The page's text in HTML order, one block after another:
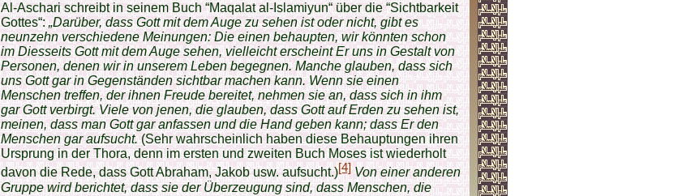
Al-Aschari schreibt in seinem Buch “Maqalat al-Islamiyun“ über die “Sichtbarkeit
Gottes“:„Darüber, dass Gott mit dem Auge zu sehen ist oder nicht, gibt es
neunzehn verschiedene Meinungen: Die einen behaupten, wir könnten schon
im Diesseits Gott mit dem Auge sehen, vielleicht erscheint Er uns in Gestalt von
Personen, denen wir in unserem Leben begegnen. Manche glauben, dass sich
uns Gott gar in Gegenständen sichtbar machen kann. Wenn sie einen
Menschen treffen, der ihnen Freude bereitet, nehmen sie an, dass sich in ihm
gar Gott verbirgt. Viele von jenen, die glauben, dass Gott auf Erden zu sehen ist,
meinen, dass man Gott gar anfassen und die Hand geben kann; dass Er den
Menschen gar aufsucht.(Sehr wahrscheinlich haben diese Behauptungen ihren
Ursprung in der Thora, denn im ersten und zweiten Buch Moses ist wiederholt
davon die Rede, dass Gott Abraham, Jakob usw. aufsucht.)[4] Von einer anderen
Gruppe wird berichtet, dass sie der Überzeugung sind, dass Menschen, die